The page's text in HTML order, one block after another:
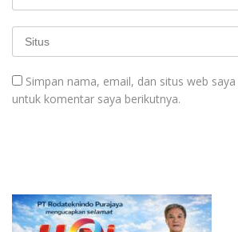
Simpan nama, email, dan situs web
untuk komentar saya berikutnya.